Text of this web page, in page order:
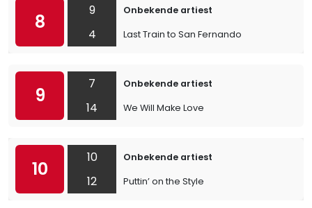
8
9
4
Onbekende artiest
Last Train to San Fernando
9
7
14
Onbekende artiest
We Will Make Love
10
10
12
Onbekende artiest
Puttin’ on the Style